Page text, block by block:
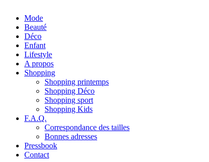
Mode
Beauté
Déco
Enfant
Lifestyle
A propos
Shopping
Shopping printemps
Shopping Déco
Shopping sport
Shopping Kids
F.A.Q.
Correspondance des tailles
Bonnes adresses
Pressbook
Contact